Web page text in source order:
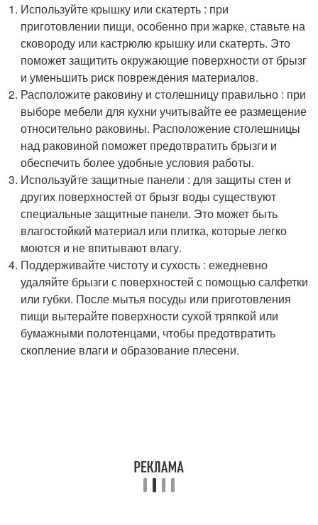
Используйте крышку или скатерть : при
приготовлении пищи, особенно при жарке, ставьте на
сковороду или кастрюлю крышку или скатерть. Это
поможет защитить окружающие поверхности от брызг
и уменьшить риск повреждения материалов.
Расположите раковину и столешницу правильно : при
выборе мебели для кухни учитывайте ее размещение
относительно раковины. Расположение столешницы
над раковиной поможет предотвратить брызги и
обеспечить более удобные условия работы.
Используйте защитные панели : для защиты стен и
других поверхностей от брызг воды существуют
специальные защитные панели. Это может быть
влагостойкий материал или плитка, которые легко
моются и не впитывают влагу.
Поддерживайте чистоту и сухость : ежедневно
удаляйте брызги с поверхностей с помощью салфетки
или губки. После мытья посуды или приготовления
пищи вытерайте поверхности сухой тряпкой или
бумажными полотенцами, чтобы предотвратить
скопление влаги и образование плесени.